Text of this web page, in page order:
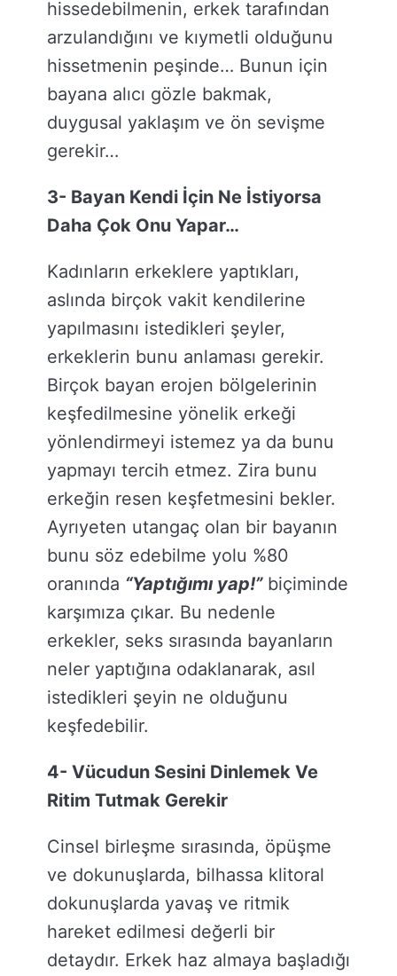
hissedebilmenin, erkek tarafından
arzulandığını ve kıymetli olduğunu
hissetmenin peşinde… Bunun için
bayana alıcı gözle bakmak,
duygusal yaklaşım ve ön sevişme
gerekir…
3- Bayan Kendi İçin Ne İstiyorsa
Daha Çok Onu Yapar…
Kadınların erkeklere yaptıkları,
aslında birçok vakit kendilerine
yapılmasını istedikleri şeyler,
erkeklerin bunu anlaması gerekir.
Birçok bayan erojen bölgelerinin
keşfedilmesine yönelik erkeği
yönlendirmeyi istemez ya da bunu
yapmayı tercih etmez. Zira bunu
erkeğin resen keşfetmesini bekler.
Ayrıyeten utangaç olan bir bayanın
bunu söz edebilme yolu %80
oranında “Yaptığımı yap!”biçiminde
karşımıza çıkar. Bu nedenle
erkekler, seks sırasında bayanların
neler yaptığına odaklanarak, asıl
istedikleri şeyin ne olduğunu
keşfedebilir.
4- Vücudun Sesini Dinlemek Ve
Ritim Tutmak Gerekir
Cinsel birleşme sırasında, öpüşme
ve dokunuşlarda, bilhassa klitoral
dokunuşlarda yavaş ve ritmik
hareket edilmesi değerli bir
detaydır. Erkek haz almaya başladığı